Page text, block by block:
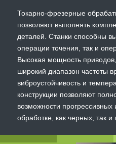
Токарно-фрезерные
позволяют выполнять
деталей. Станки способны
операции точения, так и
Высокая мощность приводов,
широкий диапазон частоты
виброустойчивость и
конструкции позволяют
возможности прогрессивных
обработке, как черных, так и